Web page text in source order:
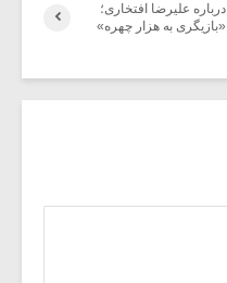
درباره علیرضا افتخاری؛
«بازیگری به هزار چهره»